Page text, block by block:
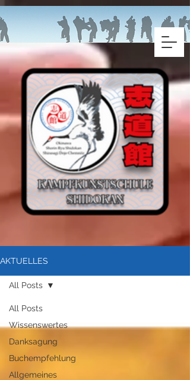
AKTUELLES
All Posts
Wissenswertes
Danksagung
Buchempfehlung
Allgemeines
All Posts